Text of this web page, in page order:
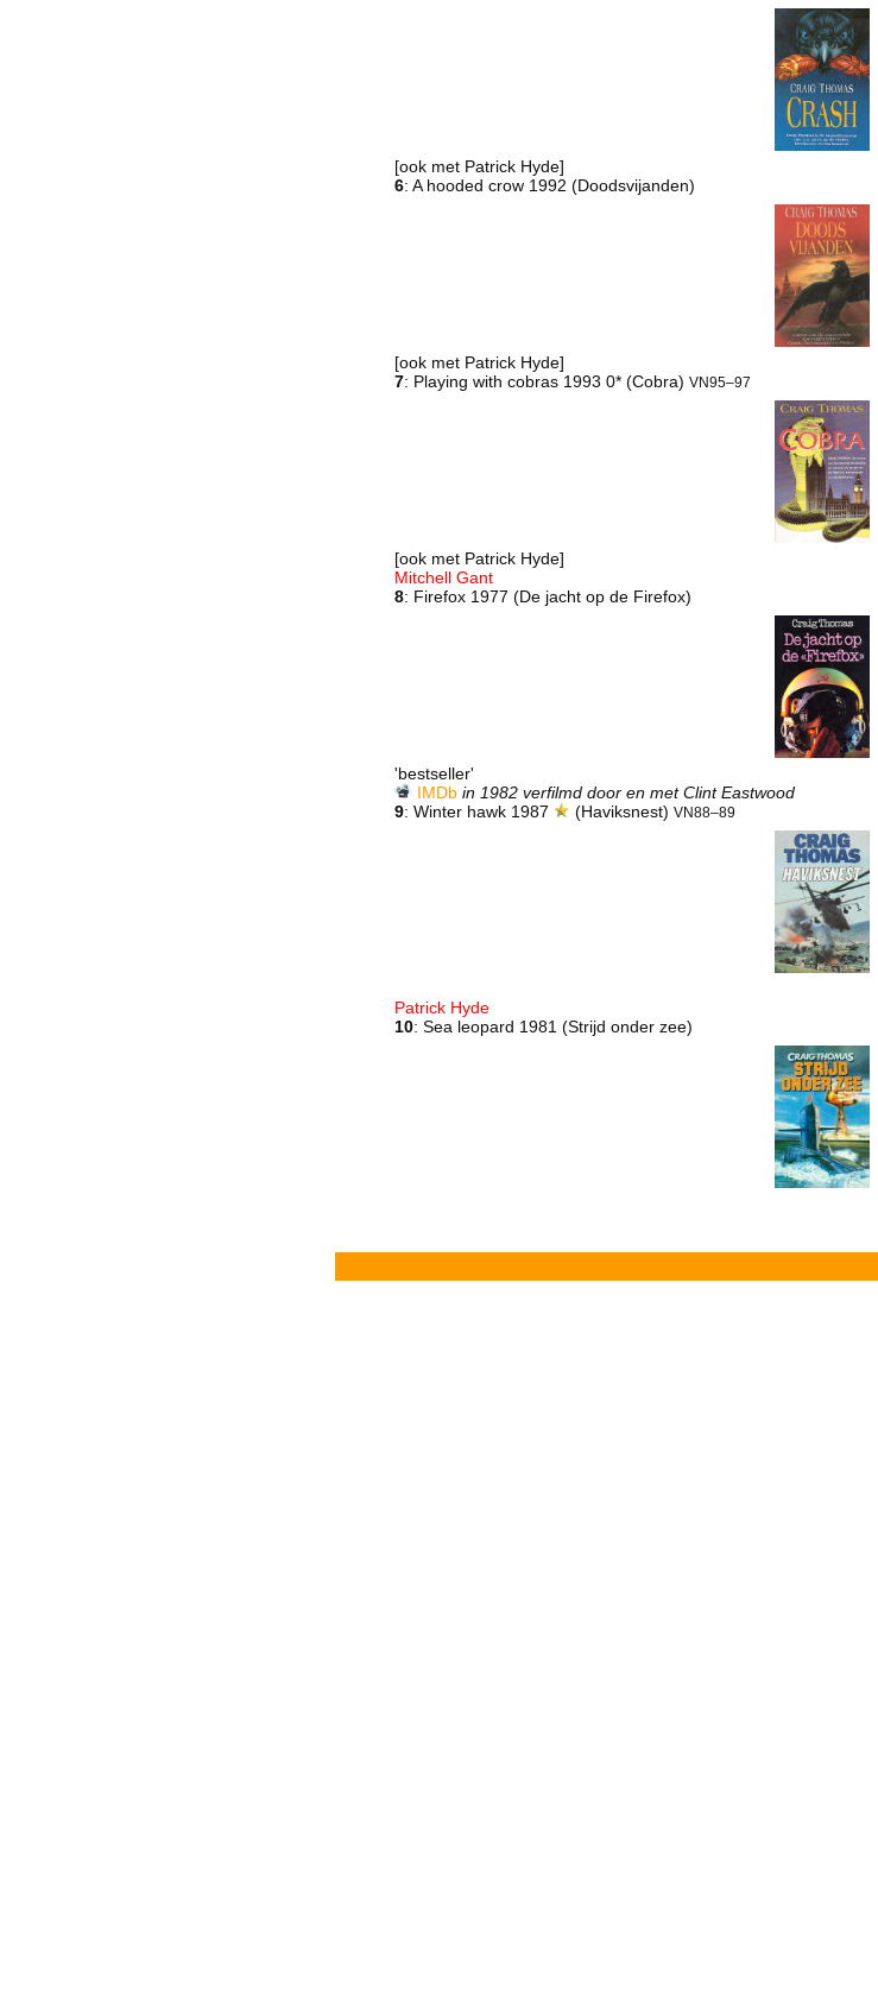
[ook met Patrick Hyde]
6: A hooded crow 1992 (Doodsvijanden)
[ook met Patrick Hyde]
7: Playing with cobras 1993 0* (Cobra) VN95–97
[ook met Patrick Hyde]
Mitchell Gant
8: Firefox 1977 (De jacht op de Firefox)
'bestseller'
IMDb in 1982 verfilmd door en met Clint Eastwood
9: Winter hawk 1987 (Haviksnest)VN88–89
Patrick Hyde
10: Sea leopard 1981 (Strijd onder zee)